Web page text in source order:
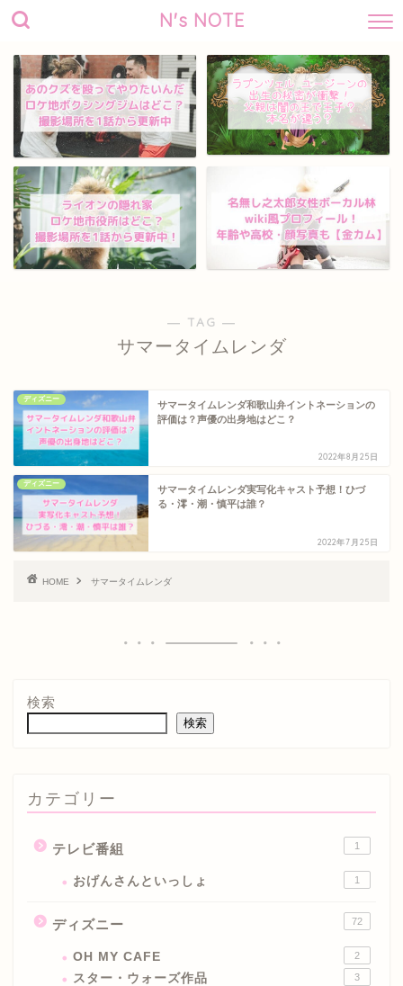
N's NOTE
― TAG ―
サマータイムレンダ
ディズニー
サマータイムレンダ和歌山弁イントネーションの
評価は？声優の出身地はどこ？
2022年8月25日
ディズニー
サマータイムレンダ実写化キャスト予想！ひづ
る・澪・潮・慎平は誰？
2022年7月25日
HOME サマータイムレンダ
検索
検索
カテゴリー
テレビ番組 1
おげんさんといっしょ 1
ディズニー 72
OH MY CAFE 2
スター・ウォーズ作品 3